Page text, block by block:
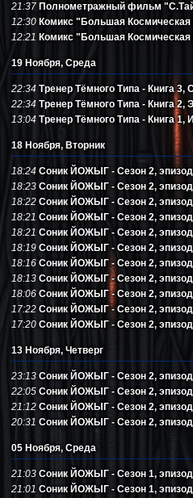
21:37 Полнометражный фильм
12:30 Комикс "Большая
12:21 Комикс "Большая Космическая
19 Ноября, Среда
22:34 Тренер Тёмного Типа - Книга 3,
22:34 Тренер Тёмного Типа - Книга
13:04 Тренер Тёмного Типа - Книга 1,
18 Ноября, Вторник
18:24 Соник ЙОЖЫГ - Сезон 2,
18:23 Соник ЙОЖЫГ - Сезон 2,
18:22 Соник ЙОЖЫГ - Сезон 2,
18:21 Соник ЙОЖЫГ - Сезон 2,
18:21 Соник ЙОЖЫГ - Сезон 2, эпизод
18:19 Соник ЙОЖЫГ - Сезон 2, эпизод
18:16 Соник ЙОЖЫГ - Сезон 2, эпизод
18:13 Соник ЙОЖЫГ - Сезон 2, эпизод
18:06 Соник ЙОЖЫГ - Сезон 2, эпизод
17:22 Соник ЙОЖЫГ - Сезон 2, эпизод
17:20 Соник ЙОЖЫГ - Сезон 2, эпизод
13 Ноября, Четверг
23:13 Соник ЙОЖЫГ - Сезон 2, эпизод
22:05 Соник ЙОЖЫГ - Сезон 2,
21:12 Соник ЙОЖЫГ - Сезон 2,
20:31 Соник ЙОЖЫГ - Сезон 2,
05 Ноября, Среда
21:03 Соник ЙОЖЫГ - Сезон 1,
21:01 Соник ЙОЖЫГ - Сезон 1,